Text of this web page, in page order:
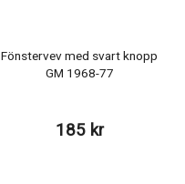
Fönstervev med svart knopp
GM 1968-77
185 kr